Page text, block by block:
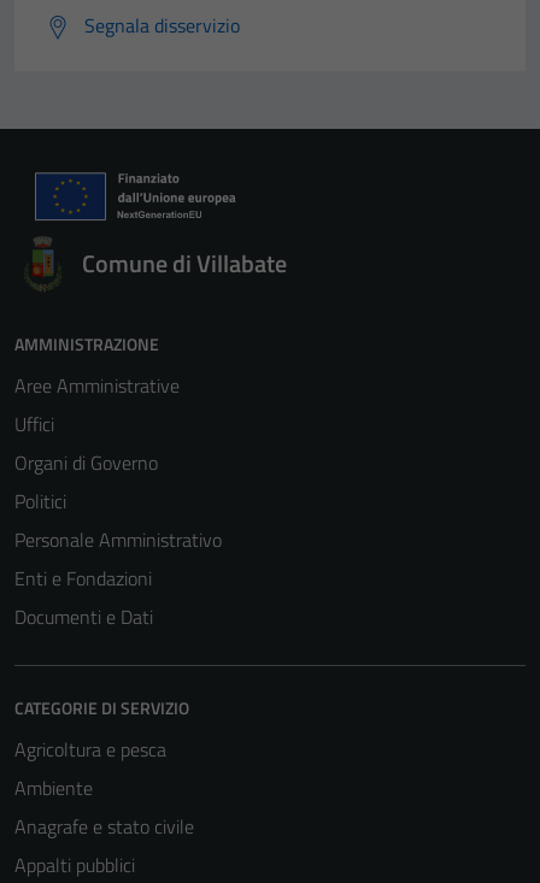
Segnala disservizio
Comune di Villabate
AMMINISTRAZIONE
Aree Amministrative
Uffici
Organi di Governo
Politici
Personale Amministrativo
Enti e Fondazioni
Documenti e Dati
CATEGORIE DI SERVIZIO
Agricoltura e pesca
Ambiente
Anagrafe e stato civile
Appalti pubblici